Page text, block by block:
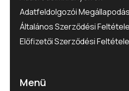
Adatfeldolgozói Megállapodás
Általános Szerződési
Előfizetői Szerződési
Menü